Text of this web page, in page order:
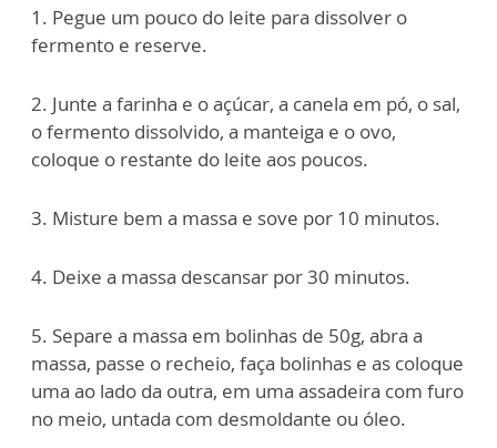
1. Pegue um pouco do leite para dissolver o
fermento e reserve.
2. Junte a farinha e o açúcar, a canela em pó, o sal,
o fermento dissolvido, a manteiga e o ovo,
coloque o restante do leite aos poucos.
3. Misture bem a massa e sove por 10 minutos.
4. Deixe a massa descansar por 30 minutos.
5. Separe a massa em bolinhas de 50g, abra a
massa, passe o recheio, faça bolinhas e as coloque
uma ao lado da outra, em uma assadeira com furo
no meio, untada com desmoldante ou óleo.